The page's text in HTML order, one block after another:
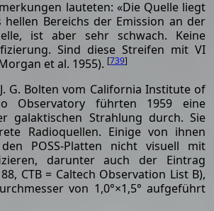
lauteten: «Die Quelle liegt
hellen Bereichs der Emission an der
ist aber sehr schwach. Keine
Sind diese Streifen mit VI
et al. 1955). [739]
G. Bolten vom California Institute of
Observatory führten 1959 eine
galaktischen Strahlung durch. Sie
Radioquellen. Einige von ihnen
POSS-Platten nicht visuell mit
darunter auch der Eintrag
CTB = Caltech Observation List B),
von 1,0°×1,5° aufgeführt